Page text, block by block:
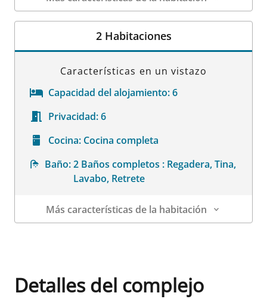
Datos de la habitación
2 Habitaciones
Características en un vistazo
Capacidad del alojamiento:6
Privacidad:6
Cocina: Cocina completa
Baño: 2 Baños completos : Regadera, Tina,
Lavabo, Retrete
Más características de la habitación
Detalles del complejo